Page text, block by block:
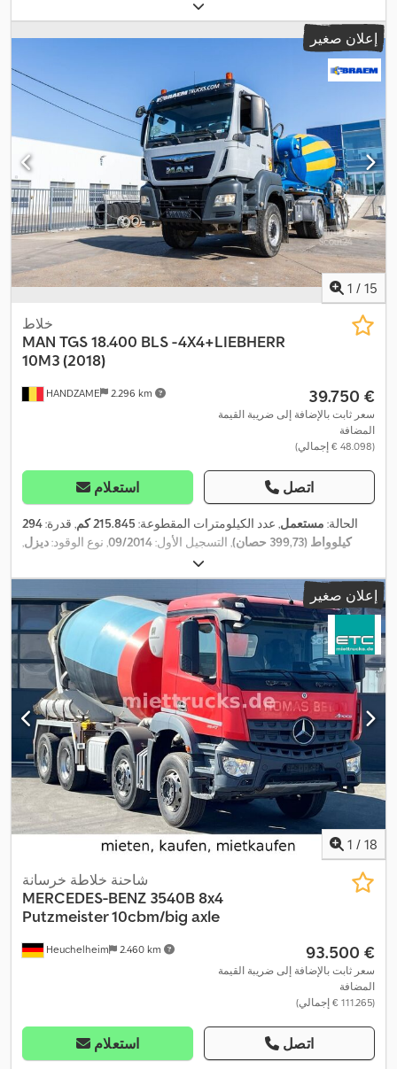
إعلان صغير
1 / 15
HANDZAME 2.296 km
خلاط
MAN TGS 18.400 BLS -4X4+LIEBHERR
10M3 (2018)
‏39.750 €
سعر ثابت بالإضافة إلى ضريبة القيمة
المضافة
(‏48.098 € إجمالي)
استعلام اتصل
الحالة: مستعمل, عدد الكيلومترات المقطوعة: 215.845 كم , قدرة:294
كيلوواط (399,73 حصان)
, التسجيل الأول:09/2014, نوع الوقود:ديزل,
, تكوين المحور:
مم, وقود:ديزل, لون:رمادي, نوع التروس:تلقائي, عدد التروس:12, فئة
الانبعاثات: يورو 6 , تعليق:فولاذ, سنة الصنع:2014, معدات:تنظيم النوافذ
الكهربائي,
إعلان صغير
1 / 18
Heuchelheim 2.460 km
شاحنة خلاطة خرسانة
MERCEDES-BENZ 3540B 8x4
Putzmeister 10cbm/big axle
‏93.500 €
سعر ثابت بالإضافة إلى ضريبة القيمة
المضافة
(‏111.265 € إجمالي)
استعلام اتصل